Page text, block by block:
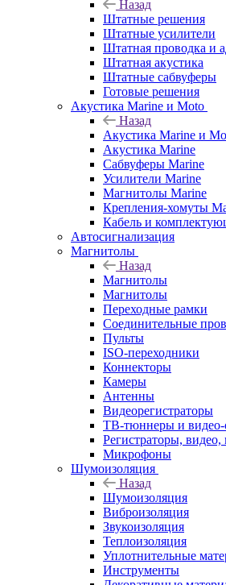
Назад
Штатные решения
Штатные усилители
Штатная проводка и
Штатная акустика
Штатные сабвуферы
Готовые решения
Акустика Marine и Moto
Назад
Акустика Marine и
Акустика Marine
Сабвуферы Marine
Усилители Marine
Магнитолы Marine
Крепления-хомуты
Кабель и
Автосигнализация
Магнитолы
Назад
Магнитолы
Магнитолы
Переходные рамки
Соединительные
Пульты
ISO-переходники
Коннекторы
Камеры
Антенны
Видеорегистраторы
ТВ-тюннеры и видео-
Регистраторы,
Микрофоны
Шумоизоляция
Назад
Шумоизоляция
Виброизоляция
Звукоизоляция
Теплоизоляция
Уплотнительные
Инструменты